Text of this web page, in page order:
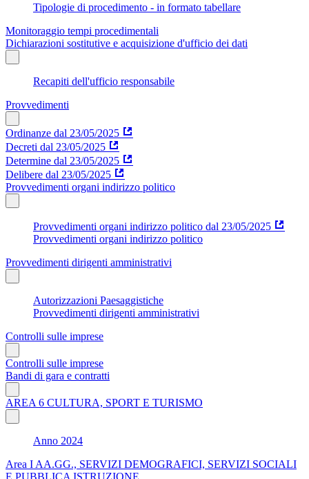
Tipologie di procedimento - in formato tabellare
Monitoraggio tempi procedimentali
Dichiarazioni sostitutive e acquisizione d'ufficio dei dati
Recapiti dell'ufficio responsabile
Provvedimenti
Ordinanze dal 23/05/2025
Decreti dal 23/05/2025
Determine dal 23/05/2025
Delibere dal 23/05/2025
Provvedimenti organi indirizzo politico
Provvedimenti organi indirizzo politico dal 23/05/2025
Provvedimenti organi indirizzo politico
Provvedimenti dirigenti amministrativi
Autorizzazioni Paesaggistiche
Provvedimenti dirigenti amministrativi
Controlli sulle imprese
Controlli sulle imprese
Bandi di gara e contratti
AREA 6 CULTURA, SPORT E TURISMO
Anno 2024
Area I AA.GG., SERVIZI DEMOGRAFICI, SERVIZI SOCIALI
E PUBBLICA ISTRUZIONE